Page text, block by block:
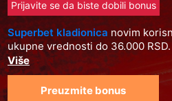
Prijavite se da biste dobili bonus
Superbet kladionica novim
ukupne vrednosti do 36.000
put otvaraju nalog na Superbetu,
bonus na prvu uplatu i cashback
Preuzmite bonus